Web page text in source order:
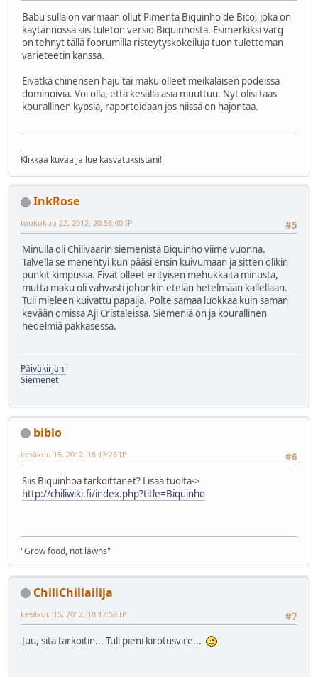
Babu sulla on varmaan ollut Pimenta Biquinho de Bico, joka on
käytännössä siis tuleton versio Biquinhosta. Esimerkiksi varg
on tehnyt tällä foorumilla risteytyskokeiluja tuon tulettoman
varieteetin kanssa.
Eivätkä chinensen haju tai maku olleet meikäläisen podeissa
dominoivia. Voi olla, että kesällä asia muuttuu. Nyt olisi taas
kourallinen kypsiä, raportoidaan jos niissä on hajontaa.
Klikkaa kuvaa ja lue kasvatuksistani!
InkRose
#5
toukokuu 22, 2012, 20:56:40 IP
Minulla oli Chilivaarin siemenistä Biquinho viime vuonna.
Talvella se menehtyi kun pääsi ensin kuivumaan ja sitten olikin
punkit kimpussa. Eivät olleet erityisen mehukkaita minusta,
mutta maku oli vahvasti johonkin etelän hetelmään kallellaan.
Tuli mieleen kuivattu papaija. Polte samaa luokkaa kuin saman
kevään omissa Aji Cristaleissa. Siemeniä on ja kourallinen
hedelmiä pakkasessa.
Päiväkirjani
Siemenet
biblo
#6
kesäkuu 15, 2012, 18:13:28 IP
Siis Biquinhoa tarkoittanet? Lisää tuolta->
http://chiliwiki.fi/index.php?title=Biquinho
"Grow food, not lawns"
ChiliChillailija
#7
kesäkuu 15, 2012, 18:17:58 IP
Juu, sitä tarkoitin... Tuli pieni kirotusvire...